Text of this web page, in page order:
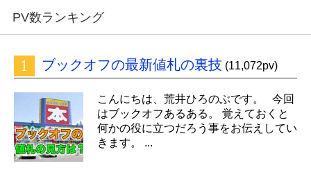
PV数ランキング
ブックオフの最新値札の裏技 (11,072pv)
こんにちは、荒井ひろのぶです。 今回
はブックオフあるある。 覚えておくと
何かの役に立つだろう事をお伝えしてい
きます。 ...